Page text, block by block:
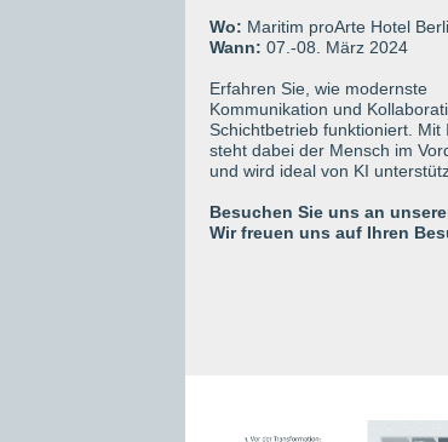
Wo: Maritim proArte Hotel
Wann: 07.-08. März 2024
Erfahren Sie, wie modernste
Kommunikation und
Schichtbetrieb funktioniert. Mit
steht dabei der Mensch im
und wird ideal von KI
Besuchen Sie uns an
Wir freuen uns auf Ihren